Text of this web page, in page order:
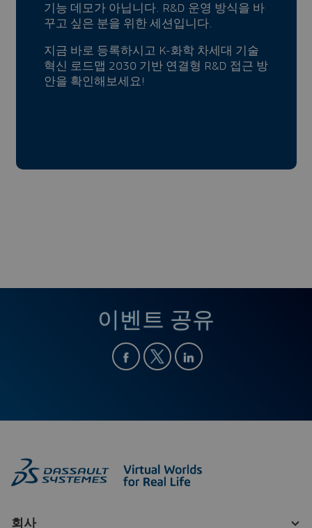
기능 데모가 아닙니다. R&D 운영 방식을 바
꾸고 싶은 분을 위한 세션입니다.
지금 바로 등록하시고 K-화학 차세대 기술
혁신 로드맵 2030 기반 연결형 R&D 접근 방
안을 확인해보세요!
이벤트 공유